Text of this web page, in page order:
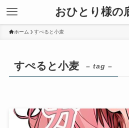
おひとり様の
ホーム すぺると小麦
すぺると小麦 – tag –